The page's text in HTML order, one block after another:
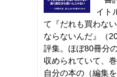
イト
て『だれも買わな
ならないんだ』（
評集。ほぼ80冊分
収められていて、
自分の本の（編集